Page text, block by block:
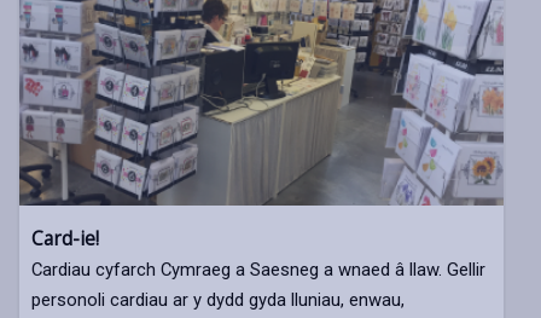
Card-ie!
Cardiau cyfarch Cymraeg a Saesneg a wnaed â llaw. Gellir
personoli cardiau ar y dydd gyda lluniau, enwau,